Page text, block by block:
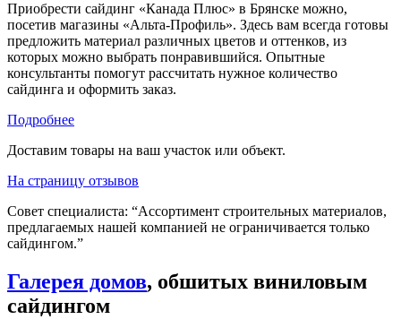
Приобрести сайдинг «Канада Плюс» в Брянске можно,
посетив магазины «Альта-Профиль». Здесь вам всегда готовы
предложить материал различных цветов и оттенков, из
которых можно выбрать понравившийся. Опытные
консультанты помогут рассчитать нужное количество
сайдинга и оформить заказ.
Подробнее
Доставим товары на ваш участок или объект.
На страницу отзывов
Совет специалиста: “Ассортимент строительных материалов,
предлагаемых нашей компанией не ограничивается только
сайдингом.”
Галерея домов, обшитых виниловым
сайдингом